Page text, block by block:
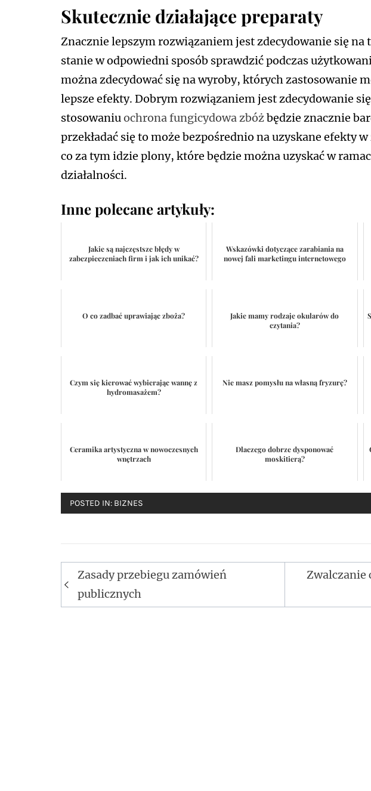
Skutecznie działające preparaty
Znacznie lepszym rozwiązaniem jest zdecydowanie się na
stanie w odpowiedni sposób sprawdzić podczas
można zdecydować się na wyroby, których zastosowanie
lepsze efekty. Dobrym rozwiązaniem jest zdecydowanie
stosowaniuochrona fungicydowa zbóżbędzie znacznie
przekładać się to może bezpośrednio na uzyskane efekty
co za tym idzie plony, które będzie można uzyskać w
działalności.
Inne polecane artykuły:
Jakie są najczęstsze błędy w
zabezpieczeniach firm i jak ich unikać?
Wskazówki dotyczące zarabiania na
nowej fali marketingu internetowego
O co zadbać uprawiając zboża?
Jakie mamy rodzaje okularów do
czytania?
Czym się kierować wybierając wannę z
hydromasażem?
Nie masz pomysłu na własną fryzurę?
Ceramika artystyczna w nowoczesnych
wnętrzach
Dlaczego dobrze dysponować
moskitierą?
POSTED IN: BIZNES
Nawigacja
wpisu
Zasady przebiegu zamówień
publicznych
Zwalczanie